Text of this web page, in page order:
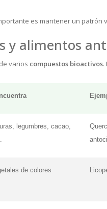
es mantener un patrón
y alimentos
varios compuestos bioactivos.
legumbres, cacao,
de colores